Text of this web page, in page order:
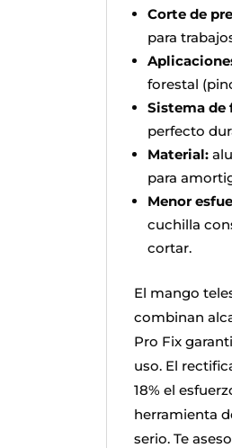
Corte de
para
forestal
Sistema de
perfecto
Material:
para
Menor
cuchilla
cortar.
El mango
combinan
Pro Fix
uso. El
18% el
herramienta
serio. Te